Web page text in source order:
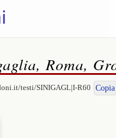
Roma,
testi/SINIGAGL|I-R60 Copia